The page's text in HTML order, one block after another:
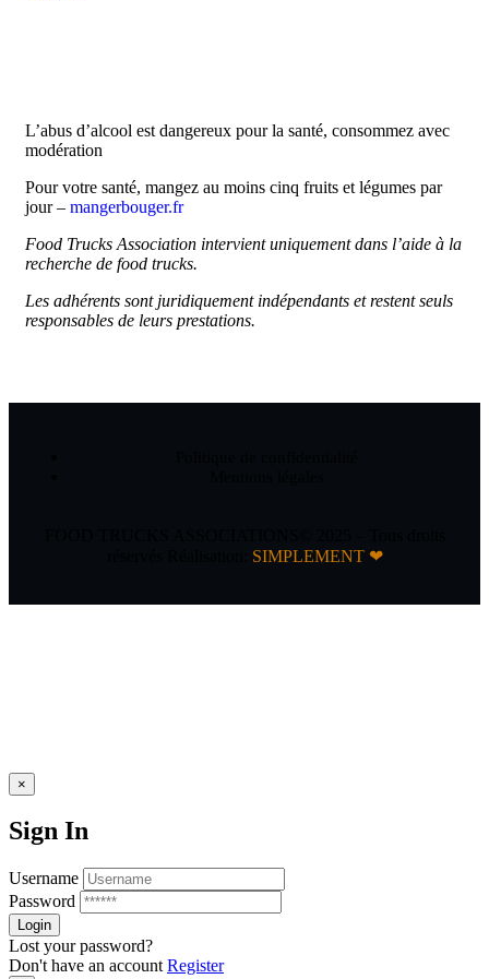
L’abus d’alcool est dangereux pour la santé, consommez avec
modération
Pour votre santé, mangez au moins cinq fruits et légumes par
jour – mangerbouger.fr
Food Trucks Association intervient uniquement dans l’aide à la
recherche de food trucks.
Les adhérents sont juridiquement indépendants et restent seuls
responsables de leurs prestations.
SIMPLEMENT ❤
×
Sign In
Username
Password
Lost your password?
Don't have an account Register